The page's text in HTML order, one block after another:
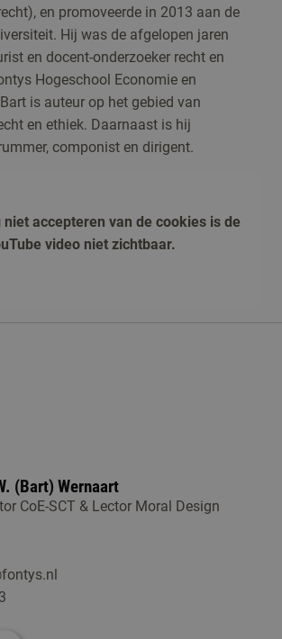
en promoveerde in 2013 aan de
Hij was de afgelopen jaren
en docent-onderzoeker recht en
Hogeschool Economie en
is auteur op het gebied van
en ethiek. Daarnaast is hij
componist en dirigent.
niet accepteren van de cookies is de
video niet zichtbaar.
(Bart) Wernaart
CoE-SCT & Lector Moral Design